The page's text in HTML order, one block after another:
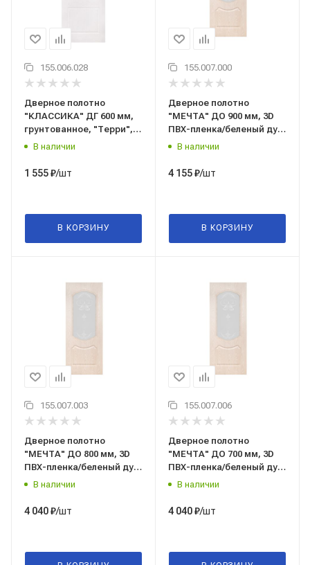
155.006.028
Дверное полотно
"КЛАССИКА" ДГ 600 мм,
грунтованное, "Терри", г.
Вологда
В наличии
1 555₽/шт
В КОРЗИНУ
155.007.000
Дверное полотно
"МЕЧТА" ДО 900 мм, 3D
ПВХ-пленка/беленый дуб,
"Терри", г. Вологда
В наличии
4 155₽/шт
В КОРЗИНУ
155.007.003
Дверное полотно
"МЕЧТА" ДО 800 мм, 3D
ПВХ-пленка/беленый дуб,
"Терри", г. Вологда
В наличии
4 040₽/шт
155.007.006
Дверное полотно
"МЕЧТА" ДО 700 мм, 3D
ПВХ-пленка/беленый дуб,
"Терри", г. Вологда
В наличии
4 040₽/шт